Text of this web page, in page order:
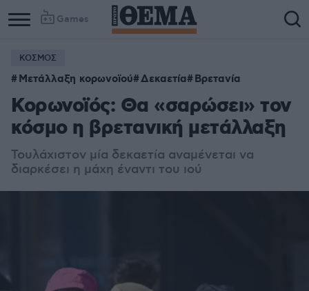
Games
ΚΟΣΜΟΣ
Μετάλλαξη κορωνοϊού Δεκαετία Βρετανία
Κορωνοϊός: Θα «σαρώσει» τον
κόσμο η βρετανική μετάλλαξη
Τουλάχιστον μία δεκαετία αναμένεται να
διαρκέσει η μάχη έναντι του ιού